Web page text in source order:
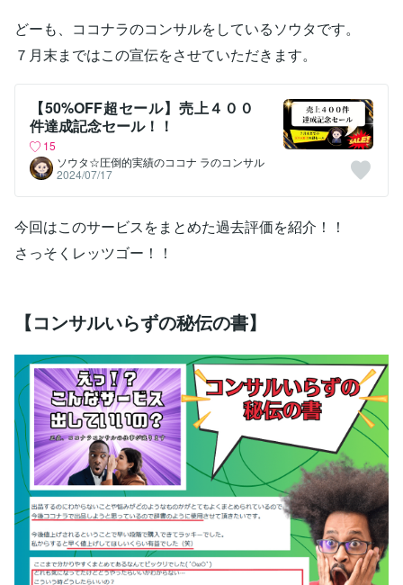
どーも、ココナラのコンサルをしているソウタです。
７月末まではこの宣伝をさせていただきます。
【50%OFF超セール】売上４００
件達成記念セール！！
15
ソウタ☆圧倒的実績のココナ ラのコンサル
2024/07/17
今回はこのサービスをまとめた過去評価を紹介！！
さっそくレッツゴー！！
【コンサルいらずの秘伝の書】